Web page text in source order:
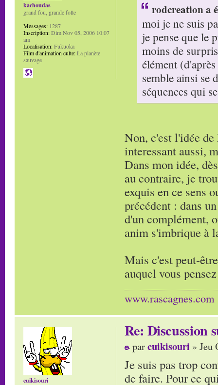
rodcreation a
moi je ne suis
je pense que le
moins de
élément
semble ainsi se
séquences qui
Non, c'est l'idée
interessant aussi,
Dans mon idée,
au contraire, je
exquis en ce sens
précédent : dans
d'un complément,
anim s'imbrique à
Mais c'est peut-
auquel vous
www.rascagnes.com
kachoudas
grand fou, grande folle
Messages: 1287
Inscription:Dim Nov 05, 2006 10:07
am
Localisation:Fukuoka
Film d'animation culte:La planète
sauvage
Re: Discussion
parcuikisouri » Jeu
Je suis pas trop
de faire. Pour ce
cuikisouri